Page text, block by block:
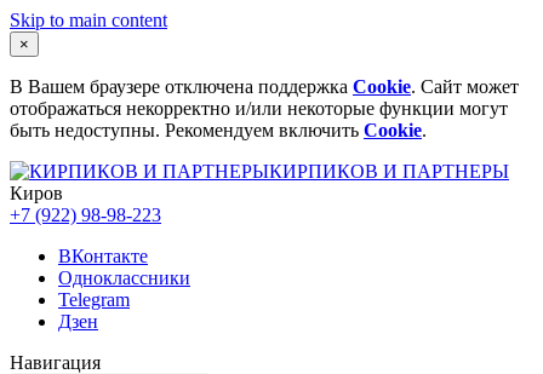
Skip to main content
×
В Вашем браузере отключена поддержка Cookie. Сайт может
отображаться некорректно и/или некоторые функции могут
быть недоступны. Рекомендуем включить Cookie.
КИРПИКОВ И ПАРТНЕРЫ
Киров
+7 (922) 98-98-223
ВКонтакте
Одноклассники
Telegram
Дзен
Навигация